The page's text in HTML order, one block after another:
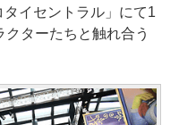
イセントラル」にて1
ターたちと触れ合う